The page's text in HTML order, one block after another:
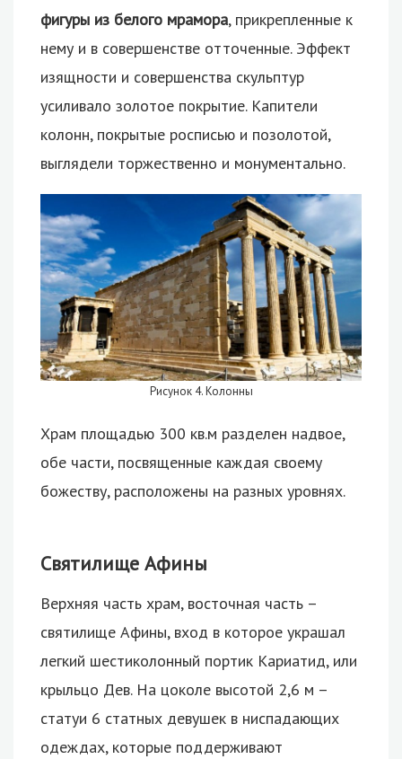
фигуры из белого мрамора, прикрепленные к
нему и в совершенстве отточенные. Эффект
изящности и совершенства скульптур
усиливало золотое покрытие. Капители
колонн, покрытые росписью и позолотой,
выглядели торжественно и монументально.
Рисунок 4. Колонны
Храм площадью 300 кв.м разделен надвое,
обе части, посвященные каждая своему
божеству, расположены на разных уровнях.
Святилище Афины
Верхняя часть храм, восточная часть –
святилище Афины, вход в которое украшал
легкий шестиколонный портик Кариатид, или
крыльцо Дев. На цоколе высотой 2,6 м –
статуи 6 статных девушек в ниспадающих
одеждах, которые поддерживают